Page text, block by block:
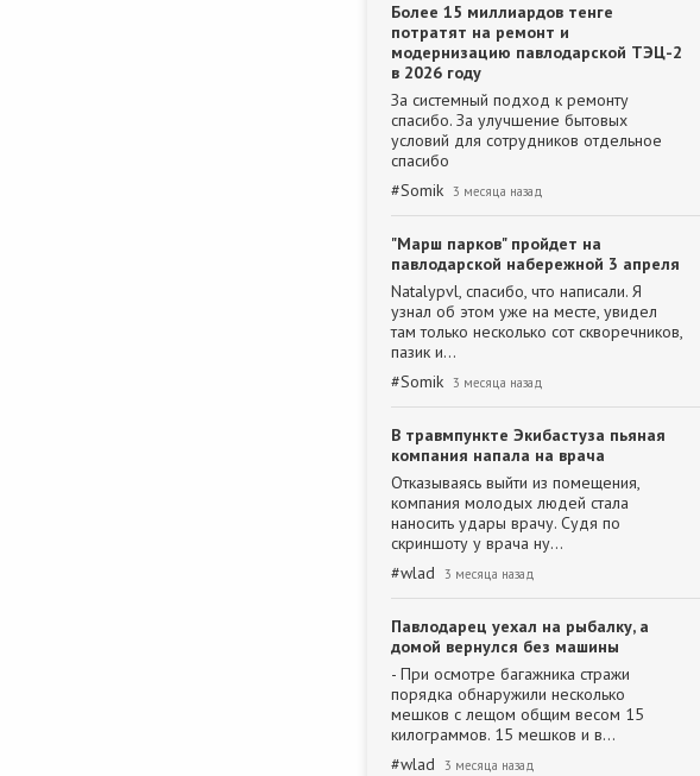
Более 15 миллиардов тенге
потратят на ремонт и
модернизацию павлодарской ТЭЦ-2
в 2026 году
За системный подход к ремонту
спасибо. За улучшение бытовых
условий для сотрудников отдельное
спасибо
#Somik 3 месяца назад
"Марш парков" пройдет на
павлодарской набережной 3 апреля
Natalypvl, спасибо, что написали. Я
узнал об этом уже на месте, увидел
там только несколько сот скворечников,
пазик и…
#Somik 3 месяца назад
В травмпункте Экибастуза пьяная
компания напала на врача
Отказываясь выйти из помещения,
компания молодых людей стала
наносить удары врачу. Судя по
скриншоту у врача ну…
#wlad 3 месяца назад
Павлодарец уехал на рыбалку, а
домой вернулся без машины
- При осмотре багажника стражи
порядка обнаружили несколько
мешков с лещом общим весом 15
килограммов. 15 мешков и в…
#wlad 3 месяца назад